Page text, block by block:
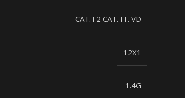
CAT. F2 CAT. IT. VD
12X1
1.4G